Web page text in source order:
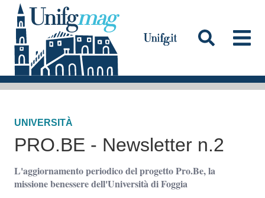
a
a
o
t
e
Testata
UNIVERSITÀ
PRO.BE - Newsletter n.2
L'aggiornamento periodico del progetto Pro.Be, la
missione benessere dell'Università di Foggia